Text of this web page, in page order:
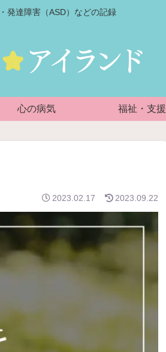
発達障害（ASD）などの記録
心の病気 福祉・支援
2023.02.17 2023.09.22